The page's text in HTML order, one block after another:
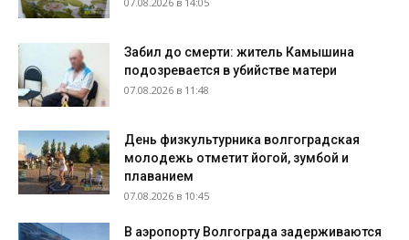
Забил до смерти: житель Камышина
подозревается в убийстве матери
07.08.2026 в 11:48
День физкультурника волгоградская
молодежь отметит йогой, зумбой и
плаванием
07.08.2026 в 10:45
В аэропорту Волгограда задерживаются